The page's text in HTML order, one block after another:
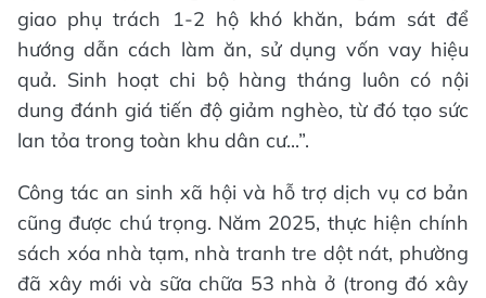
giao phụ trách 1-2 hộ khó khăn, bám sát để
hướng dẫn cách làm ăn, sử dụng vốn vay hiệu
quả. Sinh hoạt chi bộ hàng tháng luôn có nội
dung đánh giá tiến độ giảm nghèo, từ đó tạo sức
lan tỏa trong toàn khu dân cư...”.
Công tác an sinh xã hội và hỗ trợ dịch vụ cơ bản
cũng được chú trọng. Năm 2025, thực hiện chính
sách xóa nhà tạm, nhà tranh tre dột nát, phường
đã xây mới và sữa chữa 53 nhà ở (trong đó xây